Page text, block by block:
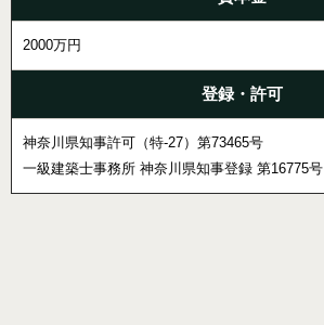
2000万円
登録・許可
神奈川県知事許可（特-27）第73465号
一級建築士事務所 神奈川県知事登録 第16775号